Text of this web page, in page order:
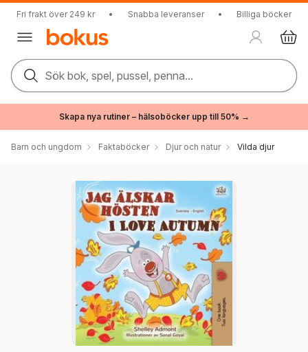
Fri frakt över 249 kr • Snabba leveranser • Billiga böcker
Sök bok, spel, pussel, penna...
Skapa nya rutiner – hälsoböcker upp till 50% →
Barn och ungdom Faktaböcker Djur och natur Vilda djur